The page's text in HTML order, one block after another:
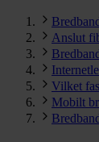
Anslut
Vilket
Mobilt